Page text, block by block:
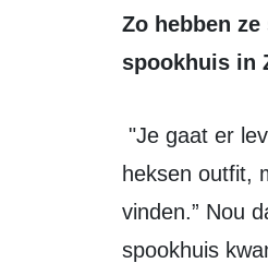
Zo hebben
spookhuis in
"Je gaat er levend in maar kom je er ook levend uit?” vroeg Andra in haar
heksen outfit,
vinden.” Nou
spookhuis